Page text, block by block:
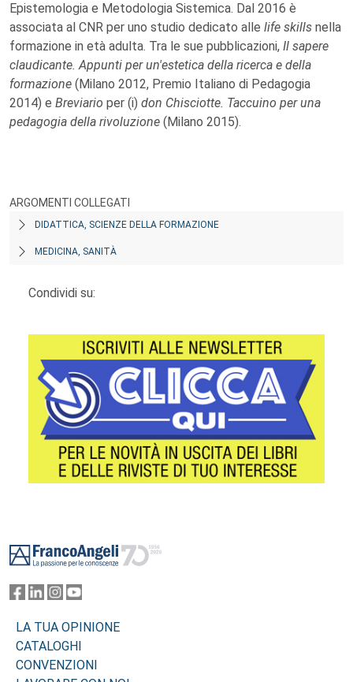
Epistemologia e Metodologia Sistemica. Dal 2016 è
associata al CNR per uno studio dedicato alle life skills nella
formazione in età adulta. Tra le sue pubblicazioni, Il sapere
claudicante. Appunti per un'estetica della ricerca e della
formazione (Milano 2012, Premio Italiano di Pedagogia
2014) e Breviario per (i) don Chisciotte. Taccuino per una
pedagogia della rivoluzione (Milano 2015).
ARGOMENTI COLLEGATI
DIDATTICA, SCIENZE DELLA FORMAZIONE
MEDICINA, SANITÀ
Condividi su:
LA TUA OPINIONE
CATALOGHI
CONVENZIONI